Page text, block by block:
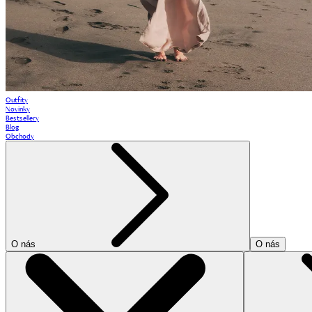
Outfity
Novinky
Bestsellery
Blog
Obchody
O nás O nás